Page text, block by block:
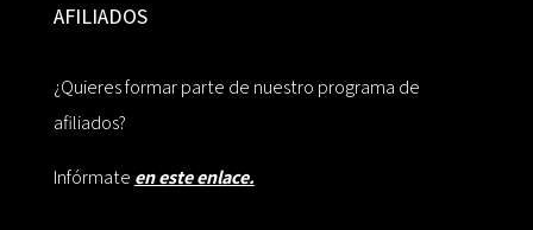
AFILIADOS
¿Quieres formar parte de nuestro programa de
afiliados?
Infórmate en este enlace.